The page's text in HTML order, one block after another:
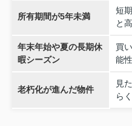
所有期間が5年未満
短
と
年末年始や夏の長期休
暇シーズン
買
能
老朽化が進んだ物件
見
ら